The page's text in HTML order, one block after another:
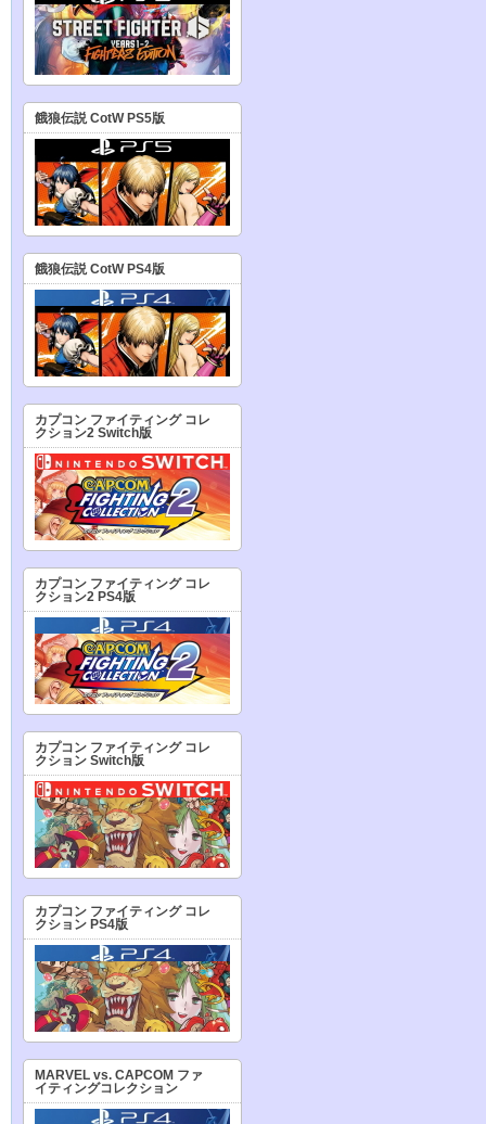
餓狼伝説 CotW PS5版
餓狼伝説 CotW PS4版
カプコン ファイティング コレ
クション2 Switch版
カプコン ファイティング コレ
クション2 PS4版
カプコン ファイティング コレ
クション Switch版
カプコン ファイティング コレ
クション PS4版
MARVEL vs. CAPCOM ファ
イティングコレクション